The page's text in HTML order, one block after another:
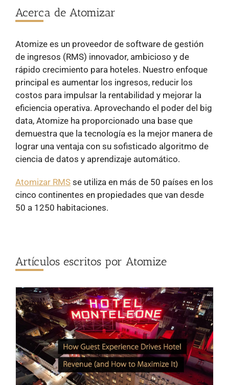
Acerca de Atomizar
Atomize es un proveedor de software de gestión
de ingresos (RMS) innovador, ambicioso y de
rápido crecimiento para hoteles. Nuestro enfoque
principal es aumentar los ingresos, reducir los
costos para impulsar la rentabilidad y mejorar la
eficiencia operativa. Aprovechando el poder del big
data, Atomize ha proporcionado una base que
demuestra que la tecnología es la mejor manera de
lograr una ventaja con su sofisticado algoritmo de
ciencia de datos y aprendizaje automático.
Atomizar RMS se utiliza en más de 50 países en los
cinco continentes en propiedades que van desde
50 a 1250 habitaciones.
Artículos escritos por Atomize